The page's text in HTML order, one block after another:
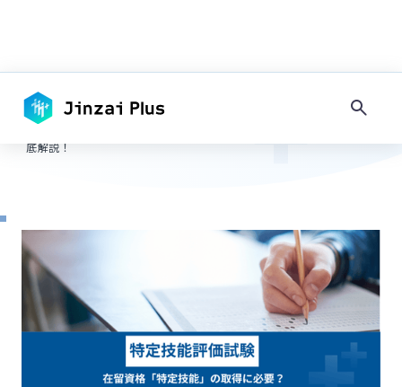
キーワードで探す
#
大都市圏#住居#日本語教育
#マネジメント 内定・契約#面接・選考
求人作成
留学生・家族滞在
永住者・定住者 技能実習
技術・人文知識・国際業務
#農業・水産業#宿泊・飲食#介護・福祉#建設業#製造業
IT・システム開発#在留資格#手続き#インドネシア
試験#特定技能#採用
TOP-特定技能
特定技能1号・2号試験の申し込み方法、スケジュール・合格率を徹
底解説！